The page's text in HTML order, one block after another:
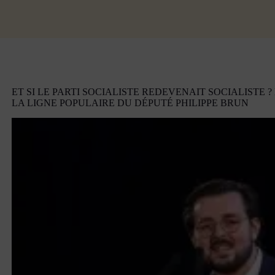
ET SI LE PARTI SOCIALISTE REDEVENAIT SOCIALISTE
LA LIGNE POPULAIRE DU DÉPUTÉ PHILIPPE BRUN